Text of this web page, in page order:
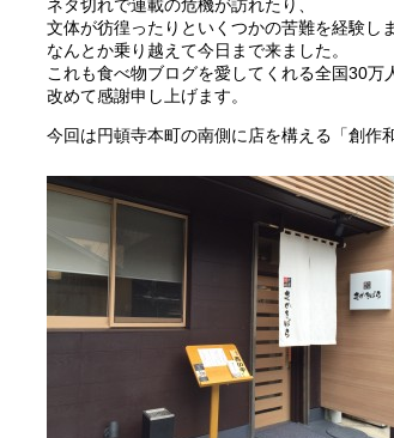
ネタ切れで連載の危機が訪れたり、
文体が彷徨ったりといくつかの苦難を経験し
なんとか乗り越えて今日まで来ました。
これも食べ物ブログを愛してくれる全国30万
改めて感謝申し上げます。
今回は円頓寺本町の南側に店を構える「創作